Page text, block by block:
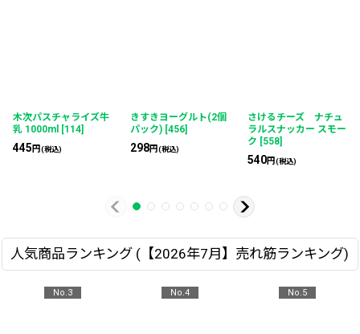
山地酪農牛乳 35
さけるチーズ ナチュ
ラルスナッカー プレー
ン [553
木次バター 150g 無
塩 [ 595]
896 (税込)
人気商品ランキング (【2026年7月】売れ筋ランキング)
No.3 No.4 No.5